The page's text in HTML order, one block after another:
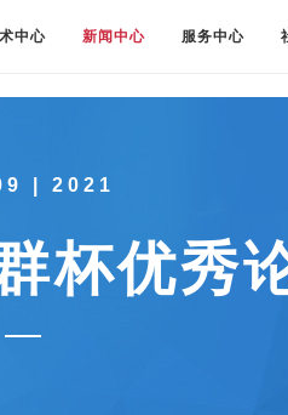
中心 新闻中心 服务中心
| 2021
杯优秀